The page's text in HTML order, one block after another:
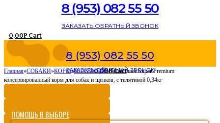
8 (953) 082 55 50
ЗАКАЗАТЬ ОБРАТНЫЙ ЗВОНОК
0,00Р Cart
8 (953) 082 55 50
ЗАКАЗАТЬ ОБРАТНЫЙ ЗВОНОК
0,00Р Cart
Главная»СОБАКИ»КОРМ»ВЛАЖНЫЙ»Best Dinner Super Premium
консервированный корм для собак и щенков, с телятиной 0,34кг
ПОМОЩЬ В ВЫБОРЕ